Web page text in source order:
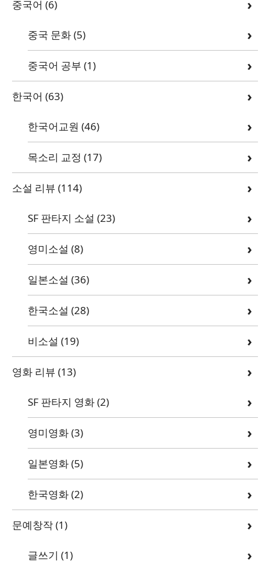
중국어 (6)
중국 문화(5)
중국어 공부 (1)
한국어 (63)
한국어교원 (46)
목소리 교정 (17)
소설 리뷰 (114)
SF 판타지 소설 (23)
영미소설 (8)
일본소설 (36)
한국소설 (28)
비소설 (19)
영화 리뷰 (13)
SF 판타지 영화(2)
영미영화(3)
일본영화(5)
한국영화(2)
문예창작(1)
글쓰기 (1)